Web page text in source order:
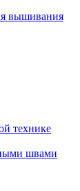
вышивания
технике
швами